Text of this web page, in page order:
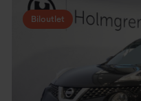
Biloutlet